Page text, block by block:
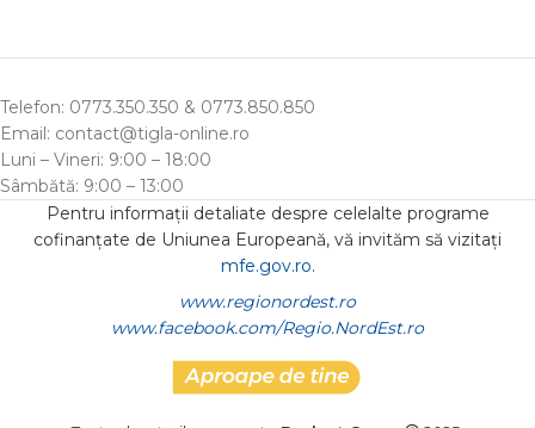
Telefon: 0773.350.350 & 0773.850.850
Email: contact@tigla-online.ro
Luni – Vineri: 9:00 – 18:00
Sâmbătă: 9:00 – 13:00
Pentru informații detaliate despre celelalte programe
cofinanțate de Uniunea Europeană, vă invităm să vizitați
mfe.gov.ro.
www.regionordest.ro
www.facebook.com/Regio.NordEst.ro